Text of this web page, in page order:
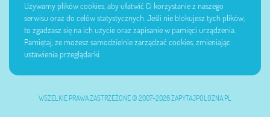
Używamy plików cookies, aby ułatwić Ci korzystanie z naszego
serwisu oraz do celów statystycznych. Jeśli nie blokujesz tych plików,
to zgadzasz się na ich użycie oraz zapisanie w pamięci urządzenia.
Pamiętaj, że możesz samodzielnie zarządzać cookies, zmieniając
ustawienia przeglądarki.
WSZELKIE PRAWA ZASTRZEŻONE © 2007-2026 ZAPYTAJPOLOZNA.PL